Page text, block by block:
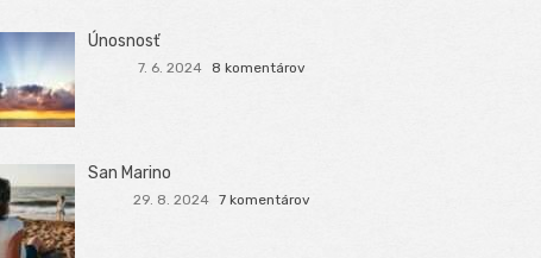
Únosnosť
7. 6. 2024 8 komentárov
San Marino
29. 8. 2024 7 komentárov